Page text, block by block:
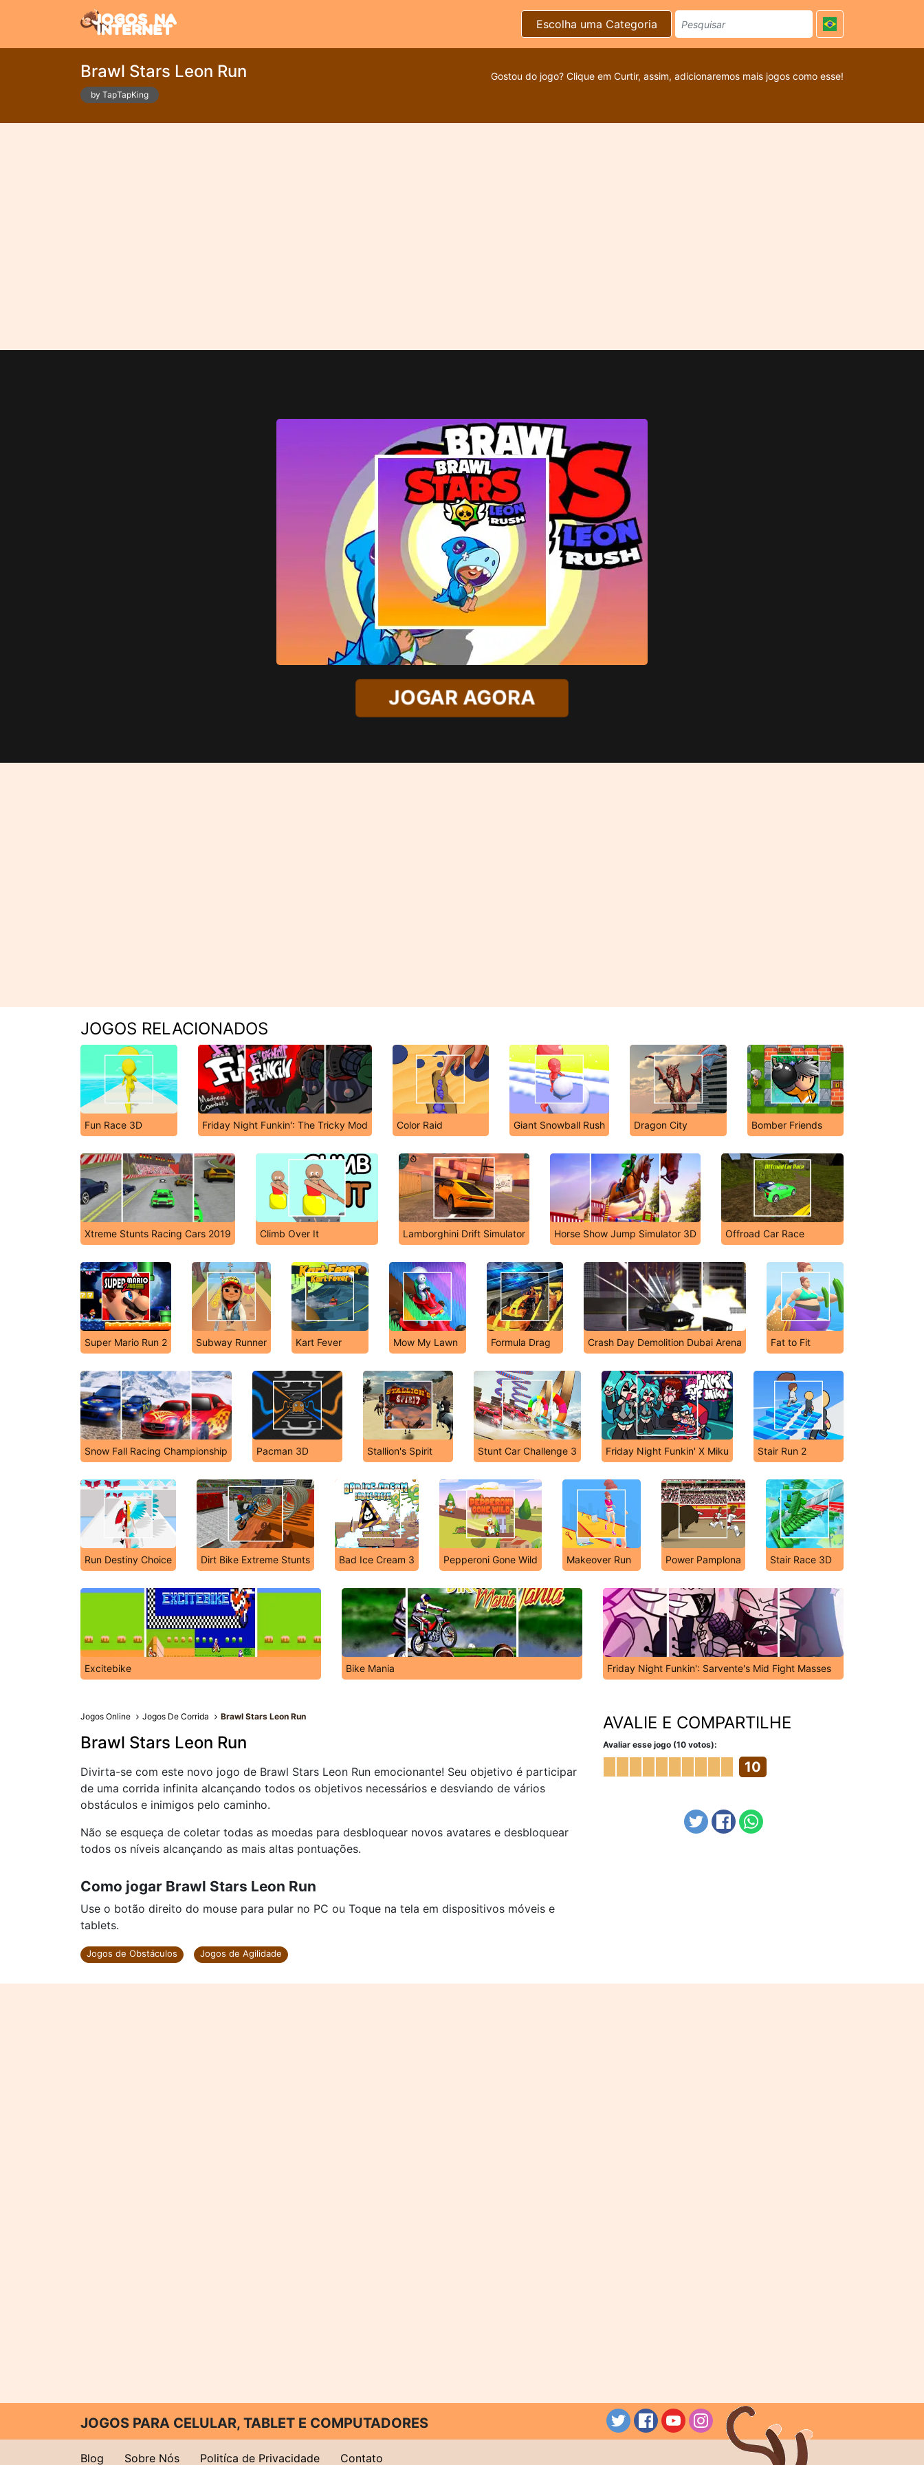
Escolha uma Categoria
Brawl Stars Leon Run
by TapTapKing
Gostou do jogo? Clique em Curtir, assim, adicionaremos mais jogos como esse!
JOGAR AGORA
JOGOS RELACIONADOS
Fun Race 3D Friday Night Funkin': The Tricky Mod Color Raid Giant Snowball Rush Dragon City Bomber Friends
Xtreme Stunts Racing Cars 2019 Climb Over It Lamborghini Drift Simulator Horse Show Jump Simulator 3D Offroad Car Race
Super Mario Run 2 Subway Runner Kart Fever Mow My Lawn Formula Drag Crash Day Demolition Dubai Arena Fat to Fit
Snow Fall Racing Championship Pacman 3D Stallion's Spirit Stunt Car Challenge 3 Friday Night Funkin' X Miku Stair Run 2
Run Destiny Choice Dirt Bike Extreme Stunts Bad Ice Cream 3 Pepperoni Gone Wild Makeover Run Power Pamplona Stair Race 3D
Excitebike Bike Mania Friday Night Funkin': Sarvente's Mid Fight Masses
Jogos Online Jogos De Corrida Brawl Stars Leon Run
Brawl Stars Leon Run
Divirta-se com este novo jogo de Brawl Stars Leon Run emocionante! Seu objetivo é participar
de uma corrida infinita alcançando todos os objetivos necessários e desviando de vários
obstáculos e inimigos pelo caminho.
Não se esqueça de coletar todas as moedas para desbloquear novos avatares e desbloquear
todos os níveis alcançando as mais altas pontuações.
Como jogar Brawl Stars Leon Run
Use o botão direito do mouse para pular no PC ou Toque na tela em dispositivos móveis e
tablets.
Jogos de Obstáculos Jogos de Agilidade
AVALIE E COMPARTILHE
Avaliar esse jogo (10 votos):
10
JOGOS PARA CELULAR, TABLET E COMPUTADORES
Blog Sobre Nós Politíca de Privacidade Contato